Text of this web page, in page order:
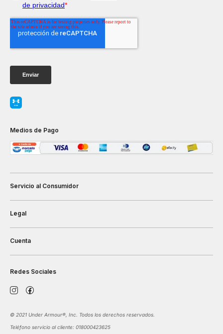
Medios de Pago
Servicio al Consumidor
Legal
Cuenta
Redes Sociales
©️ 2021 Under Armour®️, Inc. Todos los derechos reservados.
Teléfono servicio al cliente: 018000423625